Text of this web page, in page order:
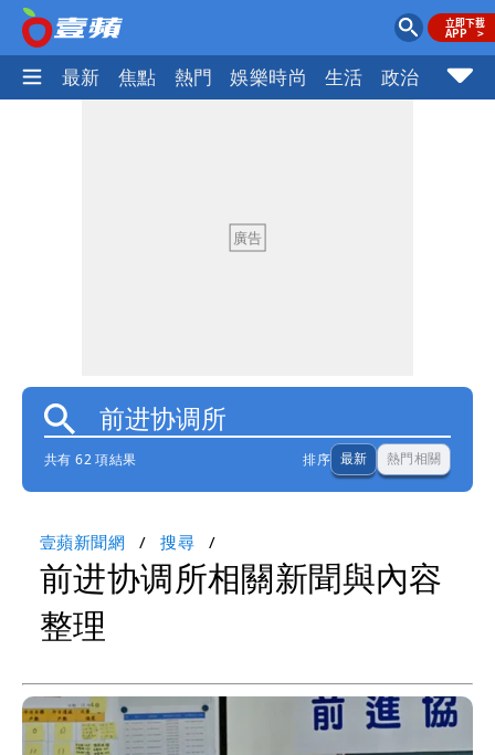
最新 焦點 熱門 娛樂時尚 生活 政治 社會
共有 62 項結果 排序 最新 熱門相關
壹蘋新聞網 搜尋
前进协调所相關新聞與內容
整理